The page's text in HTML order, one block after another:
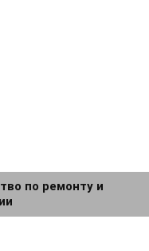
по ремонту и